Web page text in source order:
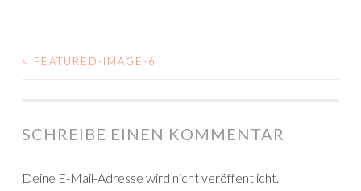
BEITRAGSNAVIGATION
< FEATURED-IMAGE-6
SCHREIBE EINEN KOMMENTAR
Deine E-Mail-Adresse wird nicht veröffentlicht.